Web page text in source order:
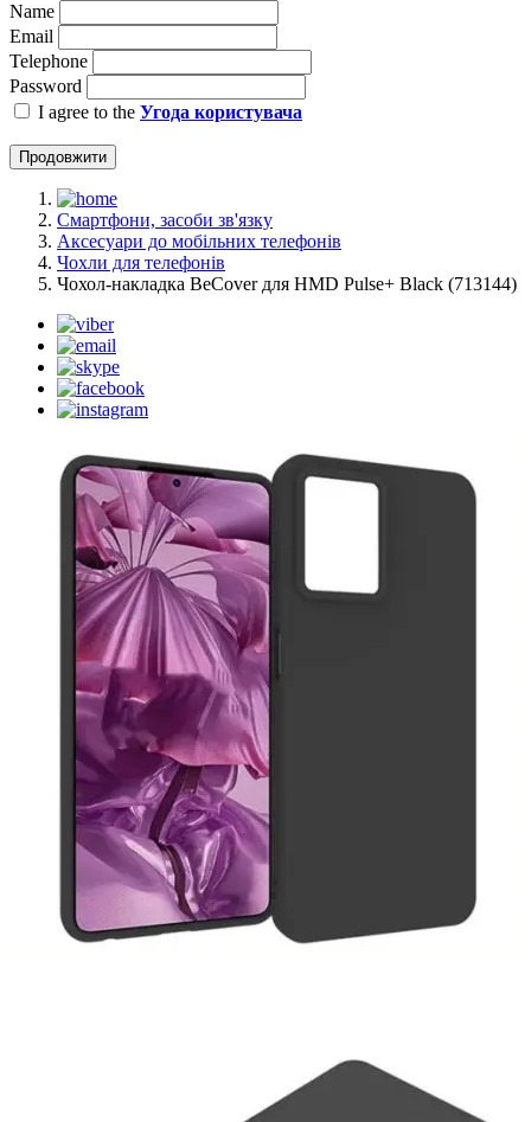
Name
Email
Telephone
Password
I agree to the Угода користувача
Продовжити
Смартфони, засоби зв'язку
Аксесуари до мобільних телефонів
Чохли для телефонів
Чохол-накладка BeCover для HMD Pulse+ Black (713144)